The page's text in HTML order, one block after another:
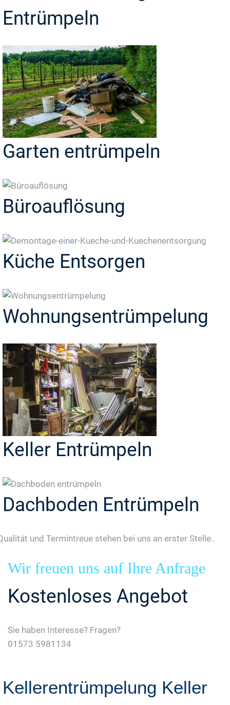
Entrümpeln
Garten entrümpeln
Büroauflösung
Küche Entsorgen
Wohnungsentrümpelung
Keller Entrümpeln
Dachboden Entrümpeln
und Termintreue stehen bei uns an erster Stelle..
Wir freuen uns auf Ihre Anfrage
Kostenloses Angebot
Sie haben Interesse? Fragen?
01573 5981134
Kellerentrümpelung Keller